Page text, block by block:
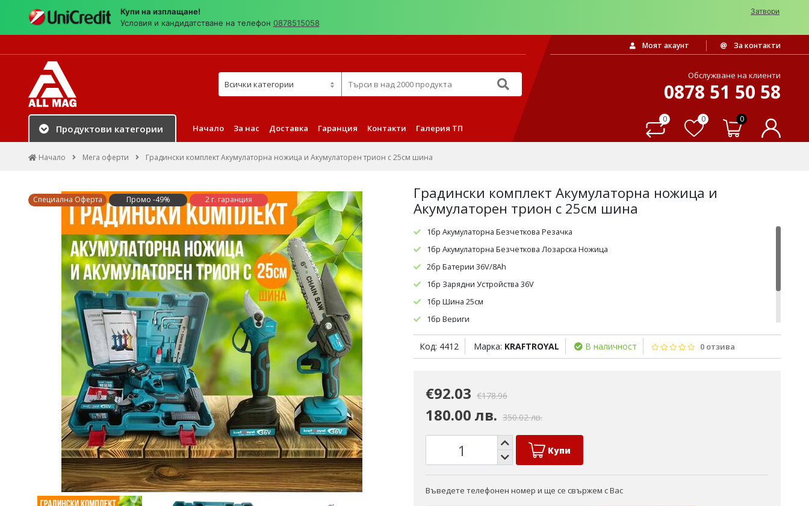
Купи на изплащане!
Условия и кандидатстване на телефон 0878515058
Затвори
Моят акаунт За контакти
Търси в над 2000 продукта Обслужване на клиенти
0878 51 50 58
Продуктови категории Начало За нас Доставка Гаранция Контакти Галерия ТП
0 0 0
Начало Мега оферти Градински комплект Акумулаторна ножица и Акумулаторен трион с 25см шина
Специална Оферта Промо -49% 2 г. гаранция
Градински комплект Акумулаторна ножица и
Акумулаторен трион с 25см шина
1бр Акумулаторна Безчеткова Резачка
1бр Акумулаторна Безчеткова Лозарска Ножица
2бр Батерии 36V/8Ah
1бр Зарядни Устройства 36V
1бр Шина 25см
1бр Вериги
1бр Инструмента за Сглобяване
1бр Куфари за Пренасяне
Код: 4412 Марка: KRAFTROYAL В наличност 0 отзива
€92.03 €178.96
180.00 лв. 350.02 лв.
Купи
Въведете телефонен номер и ще се свържем с Вас